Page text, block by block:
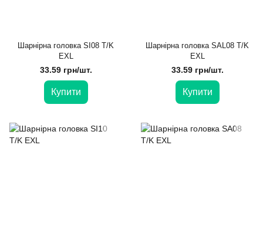
Шарнірна головка SI08 T/K
EXL
33.59 грн/шт.
Купити
Шарнірна головка SAL08 T/K
EXL
33.59 грн/шт.
Купити